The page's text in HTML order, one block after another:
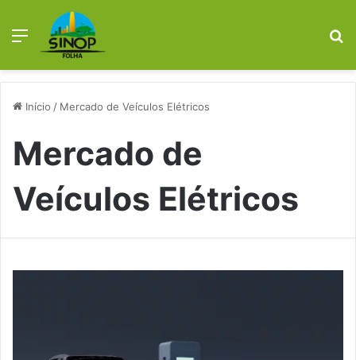
Menu
Início / Mercado de Veículos Elétricos
Mercado de
Veículos Elétricos